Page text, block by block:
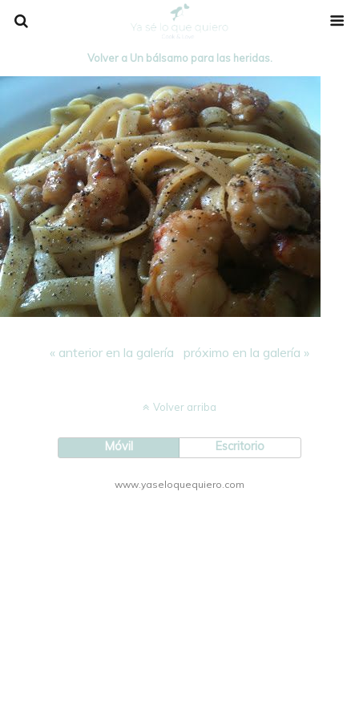
Volver a Un bálsamo para las heridas.
« anterior en la galería próximo en la galería »
Volver arriba
Móvil Escritorio
www.yaseloquequiero.com